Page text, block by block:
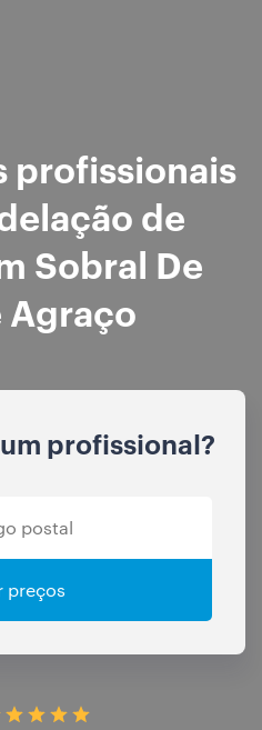
profissionais
de
Sobral De
Agraço
profissional?
preços